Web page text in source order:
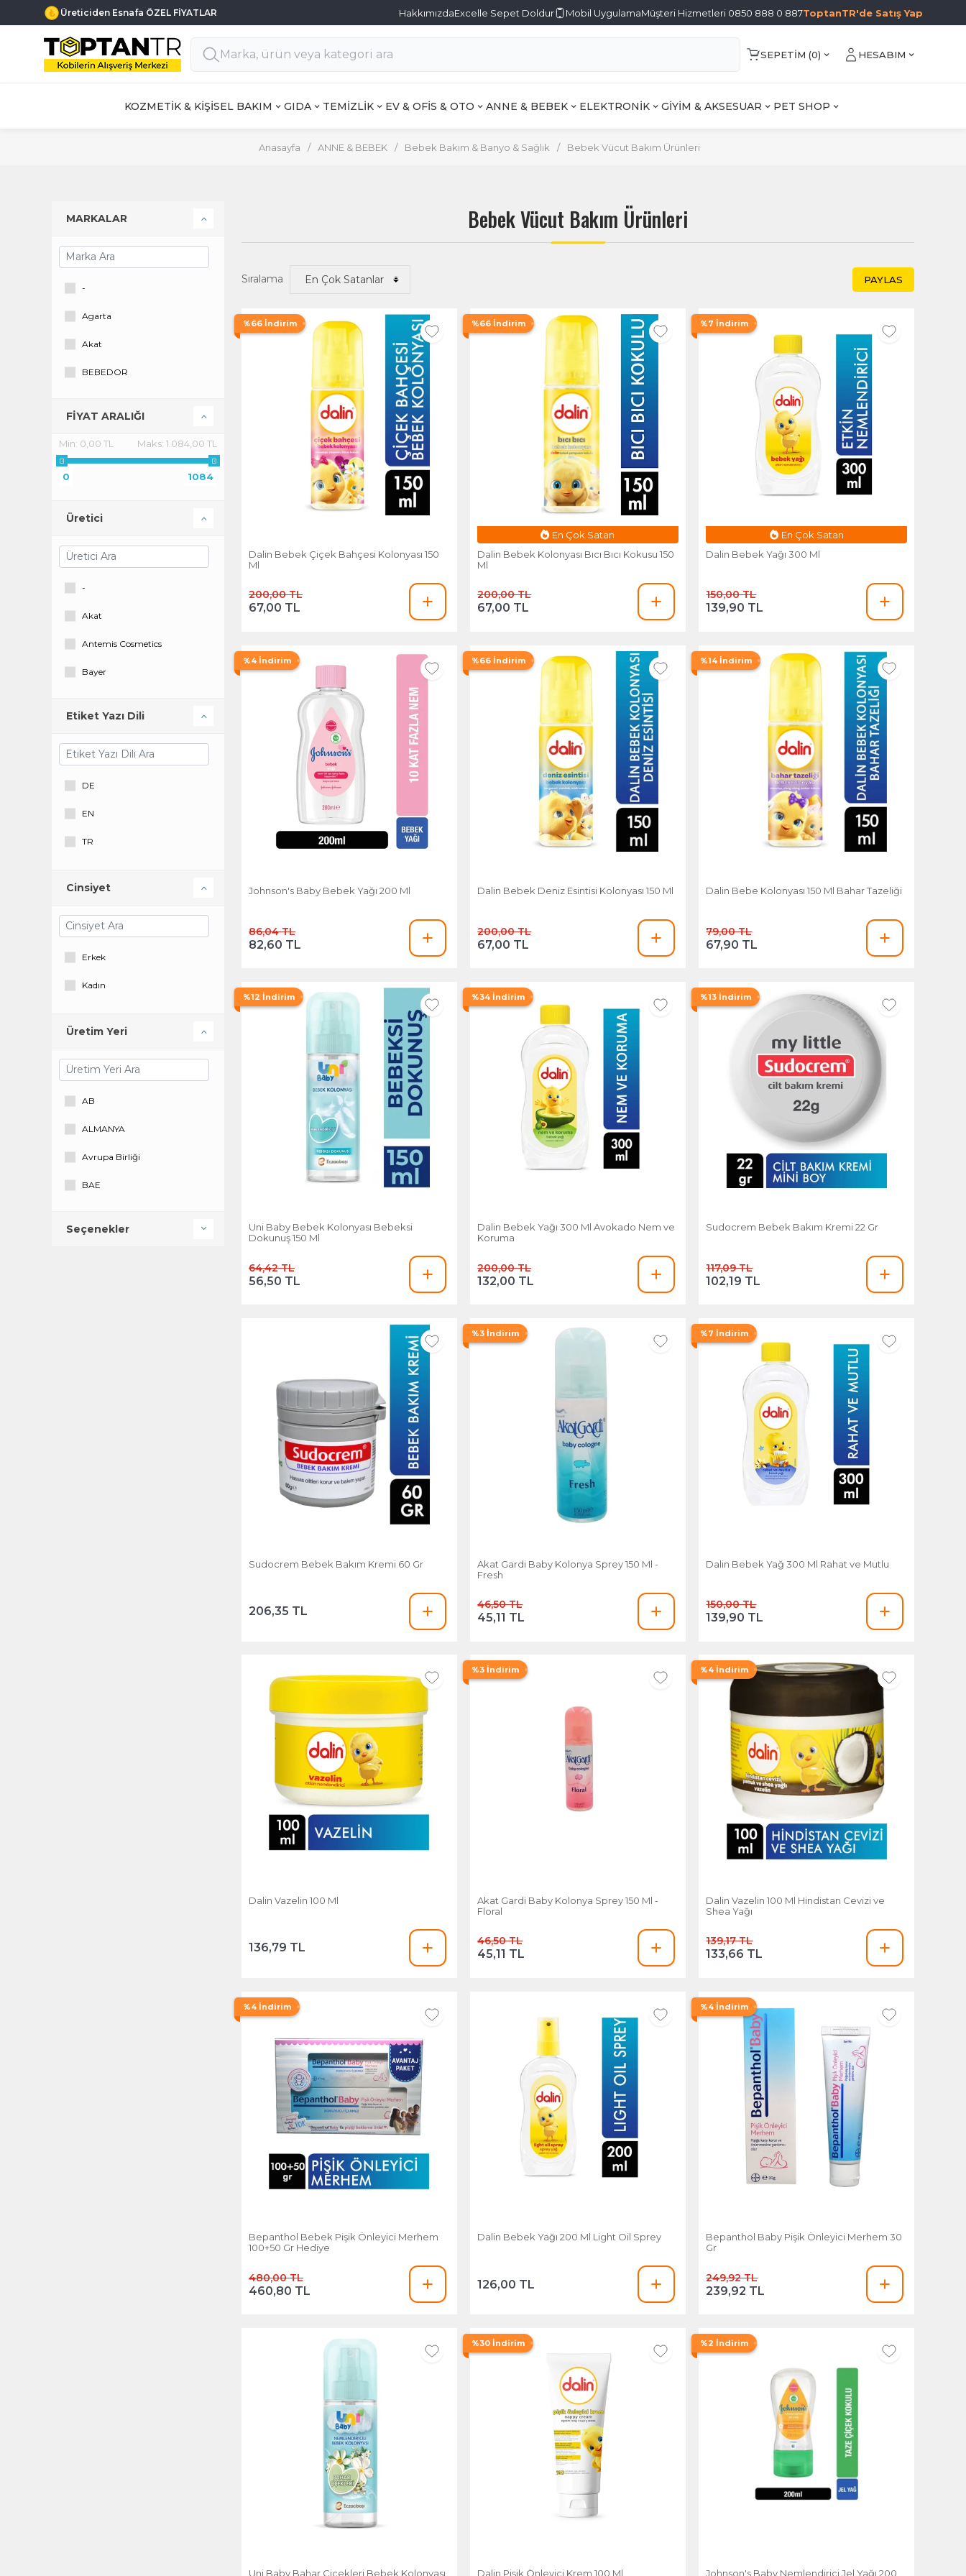
Üreticiden Esnafa ÖZEL FİYATLAR HakkımızdaExcelle Sepet Doldur Mobil UygulamaMüşteri Hizmetleri 0850 888 0 887ToptanTR'de Satış Yap
SEPETIM (0) HESABIM
KOZMETİK & KİŞİSEL BAKIM GIDA TEMİZLİK EV & OFİS & OTO ANNE & BEBEK ELEKTRONİK GİYİM & AKSESUAR PET SHOP
Anasayfa / ANNE & BEBEK / Bebek Bakım & Banyo & Sağlık / Bebek Vücut Bakım Ürünleri
Bebek Vücut Bakım Ürünleri
Sıralama PAYLAS
%66 İndirim
Dalin Bebek Çiçek Bahçesi Kolonyası 150
Ml
200,00 TL
67,00 TL
%66 İndirim
Esnafa Özel Fiyat
Dalin Bebek Kolonyası Bıcı Bıcı Kokusu 150
Ml
200,00 TL
67,00 TL
%7 İndirim
Esnafa Özel Fiyat
Dalin Bebek Yağı 300 Ml
150,00 TL
139,90 TL
%4 İndirim
Johnson's Baby Bebek Yağı 200 Ml
86,04 TL
82,60 TL
%66 İndirim
Dalin Bebek Deniz Esintisi Kolonyası 150 Ml
200,00 TL
67,00 TL
%14 İndirim
Dalin Bebe Kolonyası 150 Ml Bahar Tazeliği
79,00 TL
67,90 TL
%12 İndirim
Uni Baby Bebek Kolonyası Bebeksi
Dokunuş 150 Ml
64,42 TL
56,50 TL
%34 İndirim
Dalin Bebek Yağı 300 Ml Avokado Nem ve
Koruma
200,00 TL
132,00 TL
%13 İndirim
Sudocrem Bebek Bakım Kremi 22 Gr
117,09 TL
102,19 TL
Sudocrem Bebek Bakım Kremi 60 Gr
206,35 TL
%3 İndirim
Akat Gardi Baby Kolonya Sprey 150 Ml -
Fresh
46,50 TL
45,11 TL
%7 İndirim
Dalin Bebek Yağ 300 Ml Rahat ve Mutlu
150,00 TL
139,90 TL
Dalin Vazelin 100 Ml
136,79 TL
%3 İndirim
Akat Gardi Baby Kolonya Sprey 150 Ml -
Floral
46,50 TL
45,11 TL
%4 İndirim
Dalin Vazelin 100 Ml Hindistan Cevizi ve
Shea Yağı
139,17 TL
133,66 TL
%4 İndirim
Bepanthol Bebek Pişik Önleyici Merhem
100+50 Gr Hediye
480,00 TL
460,80 TL
Dalin Bebek Yağı 200 Ml Light Oil Sprey
126,00 TL
%4 İndirim
Bepanthol Baby Pişik Önleyici Merhem 30
Gr
249,92 TL
239,92 TL
Uni Baby Bahar Çiçekleri Bebek Kolonyası
%30 İndirim
Dalin Pişik Önleyici Krem 100 Ml
%2 İndirim
Johnson's Baby Nemlendirici Jel Yağı 200
MARKALAR
-
Agarta
Akat
BEBEDOR
Bepanthol
Bioxcin
Dalin
Hipp
Penaten
Sebamed
Sudocrem
Vaseline
Zwitsal
FİYAT ARALIĞI
Min: 0,00 TL Maks: 1.084,00 TL
0 1084
Üretici
-
Akat
Antemis Cosmetics
Bayer
Eczacıbaşı
Evyap
Feride
Johnson & Johnson
Nivea
Unilever
Etiket Yazı Dili
DE
EN
TR
Cinsiyet
Erkek
Kadın
Üretim Yeri
AB
ALMANYA
Avrupa Birliği
BAE
Seçenekler